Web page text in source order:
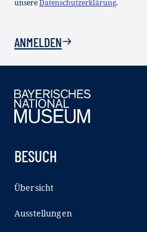
unsereDatenschutzerklärung.
ANMELDEN
BESUCH
Übersicht
Ausstellungen